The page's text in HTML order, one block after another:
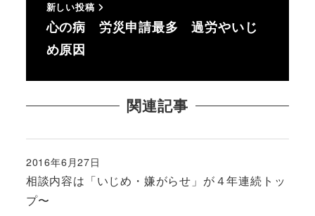
新しい投稿
心の病 労災申請最多 過労やいじ
め原因
関連記事
相談内容は「いじめ・嫌がらせ」が４年連続トッ
プ〜
投稿日
2016年6月27日